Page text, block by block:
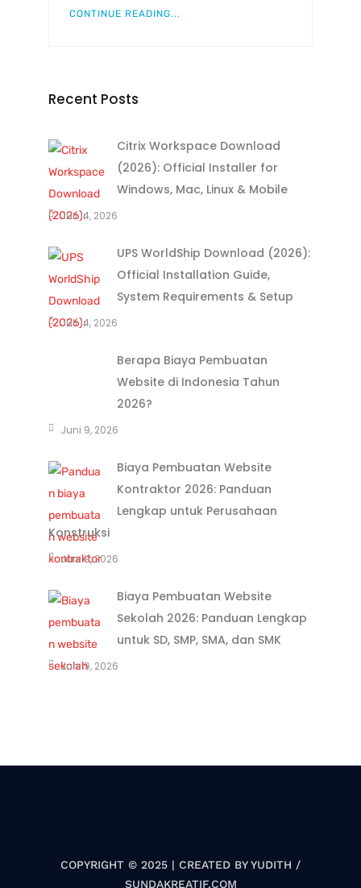
CONTINUE READING...
Recent Posts
Citrix Workspace Download
(2026): Official Installer for
Windows, Mac, Linux & Mobile
Juli 14, 2026
UPS WorldShip Download (2026):
Official Installation Guide,
System Requirements & Setup
Juli 14, 2026
Berapa Biaya Pembuatan
Website di Indonesia Tahun
2026?
Juni 9, 2026
Biaya Pembuatan Website
Kontraktor 2026: Panduan
Lengkap untuk Perusahaan
Konstruksi
Juni 9, 2026
Biaya Pembuatan Website
Sekolah 2026: Panduan Lengkap
untuk SD, SMP, SMA, dan SMK
Juni 9, 2026
COPYRIGHT © 2025 | CREATED BY YUDITH /
SUNDAKREATIF.COM